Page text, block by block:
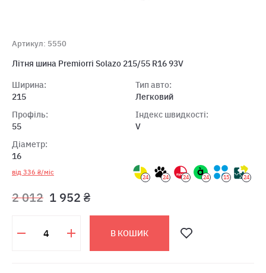
Артикул: 5550
Літня шина Premiorri Solazo 215/55 R16 93V
Ширина:
215
Профіль:
55
Діаметр:
16
Тип авто:
Легковий
Індекс швидкості:
V
від 336 ₴/міс
24 24 24 24 15 24
2 012 1 952 ₴
В КОШИК